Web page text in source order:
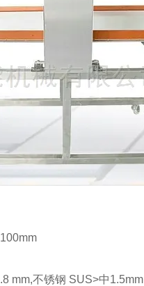
mm,不锈钢 SUS>中1.5mm